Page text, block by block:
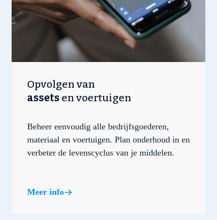
Opvolgen van
assets en voertuigen
Beheer eenvoudig alle bedrijfsgoederen,
materiaal en voertuigen. Plan onderhoud in en
verbeter de levenscyclus van je middelen.
Meer info